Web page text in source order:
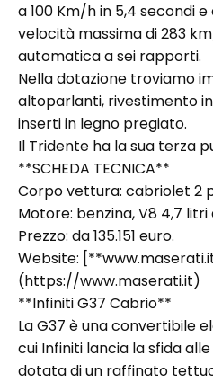
a 100 Km/h in 5,4 secondi
velocità massima di 283
automatica a sei rapporti.
Nella dotazione troviamo
altoparlanti, rivestimento
inserti in legno pregiato.
Il Tridente ha la sua terza
**SCHEDA TECNICA**
Corpo vettura: cabriolet 2
Motore: benzina, V8 4,7 litri
Prezzo: da 135.151 euro.
Website:
(https://www.maserati.it)
**Infiniti G37 Cabrio**
La G37 è una convertibile
cui Infiniti lancia la sfida
dotata di un raffinato